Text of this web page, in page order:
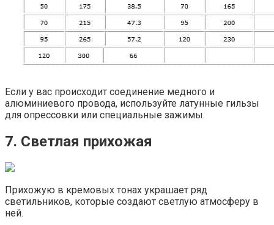
Если у вас происходит соединение медного и
алюминиевого провода, используйте латунные гильзы
для опрессовки или специальные зажимы.
7. Светлая прихожая
Прихожую в кремовых тонах украшает ряд
светильников, которые создают светлую атмосферу в
ней.